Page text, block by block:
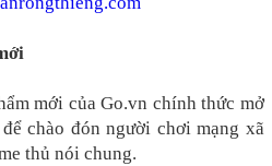
mới của Go.vn chính thức mở
chào đón người chơi mạng xã
thủ nói chung.